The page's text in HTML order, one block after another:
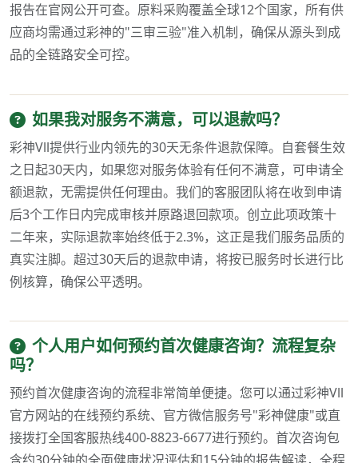
报告在官网公开可查。原料采购覆盖全球12个国家，所有供
应商均需通过彩神的"三审三验"准入机制，确保从源头到成
品的全链路安全可控。
如果我对服务不满意，可以退款吗？
彩神Vll提供行业内领先的30天无条件退款保障。自套餐生效
之日起30天内，如果您对服务体验有任何不满意，可申请全
额退款，无需提供任何理由。我们的客服团队将在收到申请
后3个工作日内完成审核并原路退回款项。创立此项政策十
二年来，实际退款率始终低于2.3%，这正是我们服务品质的
真实注脚。超过30天后的退款申请，将按已服务时长进行比
例核算，确保公平透明。
个人用户如何预约首次健康咨询？流程复杂
吗？
预约首次健康咨询的流程非常简单便捷。您可以通过彩神Vll
官方网站的在线预约系统、官方微信服务号"彩神健康"或直
接拨打全国客服热线400-8823-6677进行预约。首次咨询包